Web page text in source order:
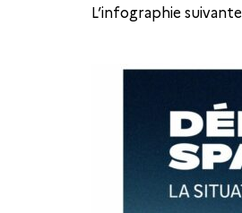
L’infographie